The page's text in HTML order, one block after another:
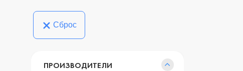
Сброс
ПРОИЗВОДИТЕЛИ